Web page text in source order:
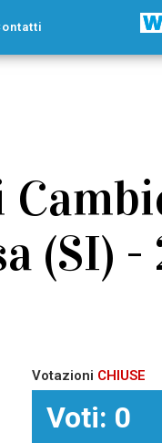
(SI) -
Votazioni CHIUSE
Voti: 0